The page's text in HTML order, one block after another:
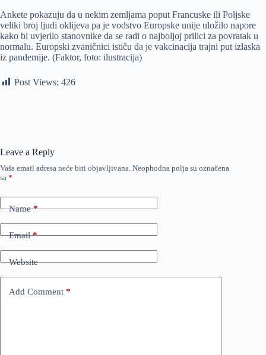
Ankete pokazuju da u nekim zemljama poput Francuske ili Poljske
veliki broj ljudi oklijeva pa je vodstvo Europske unije uložilo napore
kako bi uvjerilo stanovnike da se radi o najboljoj prilici za povratak u
normalu. Europski zvaničnici ističu da je vakcinacija trajni put izlaska
iz pandemije. (Faktor, foto: ilustracija)
Post Views: 426
Leave a Reply
Vaša email adresa neće biti objavljivana. Neophodna polja su označena
sa *
Name*
Email*
Website
Add Comment *